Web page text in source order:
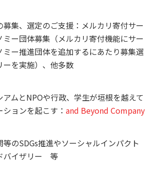
募集、選定のご支援：メルカリ寄付サー
ミー団体募集（メルカリ寄付機能にサー
ミー推進団体を追加するにあたり募集選
ーを実施）、他多数
アムとNPOや行政、学生が垣根を越えて
ョンを起こす： and Beyond Company
等のSDGs推進やソーシャルインパクト
バイザリー 等